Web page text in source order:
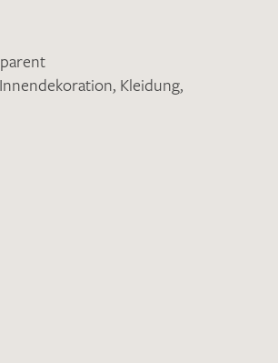
Innendekoration, Kleidung,